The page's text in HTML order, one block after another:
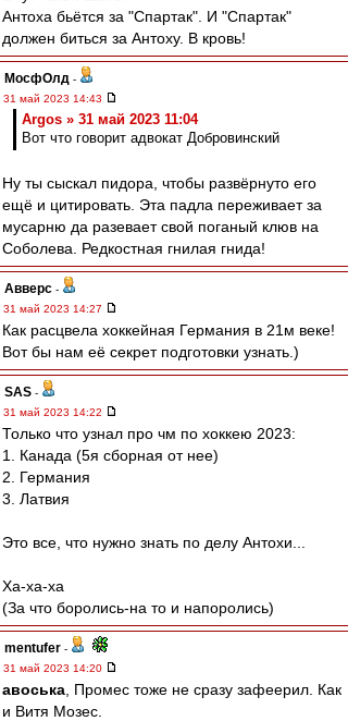
Антоха бьётся за "Спартак". И "Спартак"
должен биться за Антоху. В кровь!
МосфОлд -
31 май 2023 14:43
Argos » 31 май 2023 11:04
Вот что говорит адвокат Добровинский
Ну ты сыскал пидора, чтобы развёрнуто его
ещё и цитировать. Эта падла переживает за
мусарню да разевает свой поганый клюв на
Соболева. Редкостная гнилая гнида!
Авверс -
31 май 2023 14:27
Как расцвела хоккейная Германия в 21м веке!
Вот бы нам её секрет подготовки узнать.)
SAS -
31 май 2023 14:22
Только что узнал про чм по хоккею 2023:
1. Канада (5я сборная от нее)
2. Германия
3. Латвия
Это все, что нужно знать по делу Антохи...
Ха-ха-ха
(За что боролись-на то и напоролись)
mentufer -
31 май 2023 14:20
авоська , Промес тоже не сразу зафеерил. Как
и Витя Мозес.